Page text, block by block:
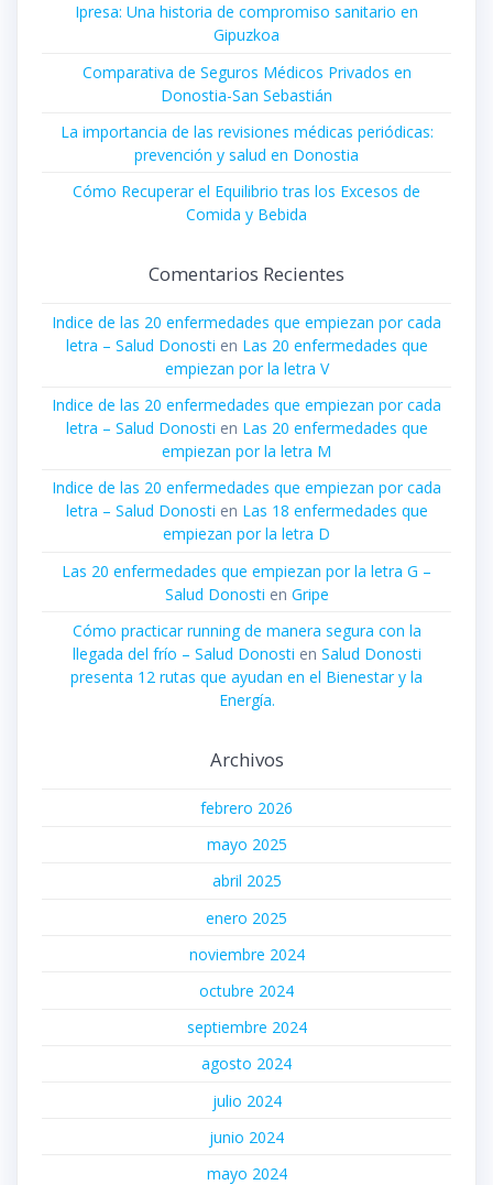
Ipresa: Una historia de compromiso sanitario en
Gipuzkoa
Comparativa de Seguros Médicos Privados en
Donostia-San Sebastián
La importancia de las revisiones médicas periódicas:
prevención y salud en Donostia
Cómo Recuperar el Equilibrio tras los Excesos de
Comida y Bebida
Comentarios Recientes
Indice de las 20 enfermedades que empiezan por cada
letra – Salud Donosti en Las 20 enfermedades que
empiezan por la letra V
Indice de las 20 enfermedades que empiezan por cada
letra – Salud Donosti en Las 20 enfermedades que
empiezan por la letra M
Indice de las 20 enfermedades que empiezan por cada
letra – Salud Donosti en Las 18 enfermedades que
empiezan por la letra D
Las 20 enfermedades que empiezan por la letra G –
Salud Donosti en Gripe
Cómo practicar running de manera segura con la
llegada del frío – Salud Donosti en Salud Donosti
presenta 12 rutas que ayudan en el Bienestar y la
Energía.
Archivos
febrero 2026
mayo 2025
abril 2025
enero 2025
noviembre 2024
octubre 2024
septiembre 2024
agosto 2024
julio 2024
junio 2024
mayo 2024